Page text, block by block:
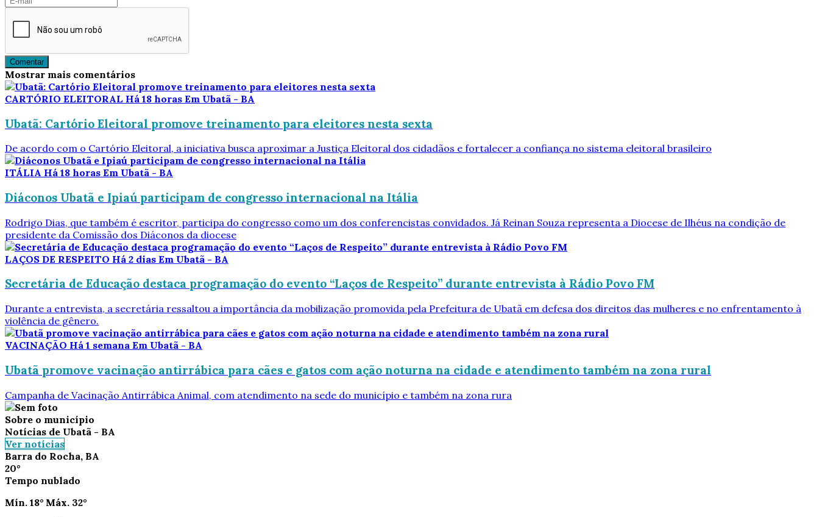
Comentar
Mostrar mais comentários
CARTÓRIO ELEITORAL Há 18 horas Em Ubatã - BA
Ubatã: Cartório Eleitoral promove treinamento para eleitores nesta sexta
De acordo com o Cartório Eleitoral, a iniciativa busca aproximar a Justiça Eleitoral dos cidadãos e fortalecer a confiança no sistema eleitoral brasileiro
ITÁLIA Há 18 horas Em Ubatã - BA
Diáconos Ubatã e Ipiaú participam de congresso internacional na Itália
Rodrigo Dias, que também é escritor, participa do congresso como um dos conferencistas convidados. Já Reinan Souza representa a Diocese de Ilhéus na condição de
presidente da Comissão dos Diáconos da diocese
LAÇOS DE RESPEITO Há 2 dias Em Ubatã - BA
Secretária de Educação destaca programação do evento “Laços de Respeito” durante entrevista à Rádio Povo FM
Durante a entrevista, a secretária ressaltou a importância da mobilização promovida pela Prefeitura de Ubatã em defesa dos direitos das mulheres e no enfrentamento à
violência de gênero.
VACINAÇÃO Há 1 semana Em Ubatã - BA
Ubatã promove vacinação antirrábica para cães e gatos com ação noturna na cidade e atendimento também na zona rural
Campanha de Vacinação Antirrábica Animal, com atendimento na sede do município e também na zona rura
Sobre o município
Notícias de Ubatã - BA
Ver notícias
Barra do Rocha, BA
20°
Tempo nublado
Mín. 18° Máx. 32°